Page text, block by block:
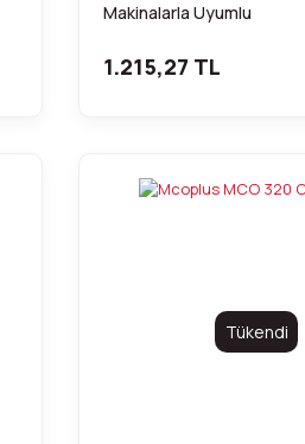
Makinalarla Uyumlu
1.215,27 TL
Tükendi